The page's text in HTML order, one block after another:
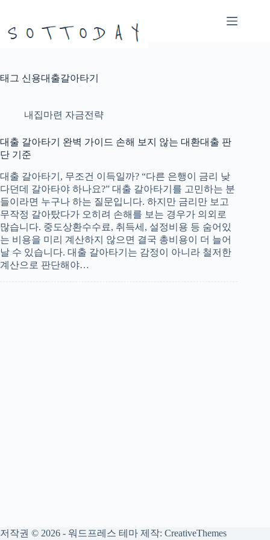
으
뛰
태그 신용대출갈아타기
내집마련 자금전략
대출 갈아타기 완벽 가이드 손해 보지 않는 대환대출 판
단 기준
대출 갈아타기, 무조건 이득일까? “다른 은행이 금리 낮
다던데 갈아타야 하나요?” 대출 갈아타기를 고민하는 분
들이라면 누구나 하는 질문입니다. 하지만 금리만 보고
무작정 갈아탔다가 오히려 손해를 보는 경우가 의외로
많습니다. 중도상환수수료, 취득세, 설정비용 등 숨어있
는 비용을 미리 계산하지 않으면 결국 총비용이 더 늘어
날 수 있습니다. 대출 갈아타기는 감정이 아니라 철저한
계산으로 판단해야…
저작권 © 2026 - 워드프레스 테마 제작: CreativeThemes